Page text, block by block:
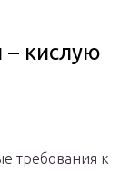
кислую
требования к